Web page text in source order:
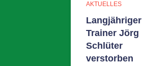
AKTUELLES
Langjähriger
Trainer Jörg
Schlüter
verstorben